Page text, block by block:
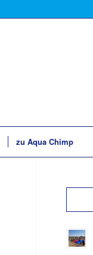
zu Aqua Chimp